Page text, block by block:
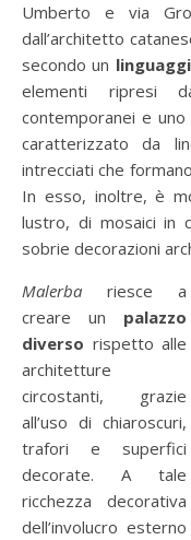
Umberto e via
dall’architetto
secondo un
elementi ripresi
contemporanei e uno
caratterizzato da
intrecciati che
In esso, inoltre, è
lustro, di mosaici in
sobrie decorazioni
Malerba riesce a
creare un palazzo
diverso rispetto alle
architetture
circostanti, grazie
all’uso di chiaroscuri,
trafori e superfici
decorate. A tale
ricchezza decorativa
dell’involucro esterno